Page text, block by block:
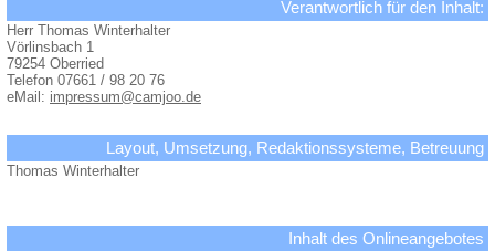
Verantwortlich für den Inhalt:
Herr Thomas Winterhalter
Vörlinsbach 1
79254 Oberried
Telefon 07661 / 98 20 76
eMail: impressum@camjoo.de
Layout, Umsetzung, Redaktionssysteme, Betreuung
Thomas Winterhalter
Inhalt des Onlineangebotes